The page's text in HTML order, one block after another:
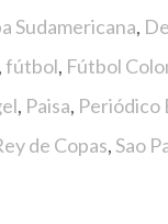
Sudamericana,
,fútbol, Fútbol
, Paisa, Periódico
de Copas,Sao